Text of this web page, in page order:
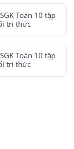
Toán 10 tập
tri thức
Toán 10 tập
tri thức